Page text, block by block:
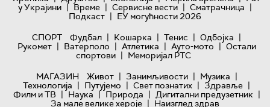
у Украјини | Време | Сервисне вести | Сматрачница |
Подкаст | ЕУ могућности 2026
СПОРТ
Фудбал | Кошарка | Тенис | Одбојка |
Рукомет | Ватерполо | Атлетика | Ауто-мото | Остали
спортови | Меморијал РТС
МАГАЗИН
Живот | Занимљивости | Музика |
Технологијa | Путујемо | Свет познатих | Здравље |
Филм и ТВ | Наука | Природа | Дигитални предузетник |
За мале велике хероје | Наизглед здрав